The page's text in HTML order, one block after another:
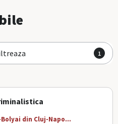
1
din Cluj-Napo...